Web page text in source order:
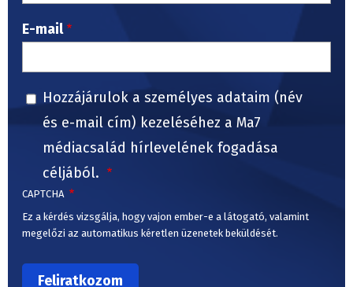
E-mail
Hozzájárulok a személyes adataim (név
és e-mail cím) kezeléséhez a Ma7
médiacsalád hírlevelének fogadása
céljából.
CAPTCHA
Ez a kérdés vizsgálja, hogy vajon ember-e a látogató, valamint
megelőzi az automatikus kéretlen üzenetek beküldését.